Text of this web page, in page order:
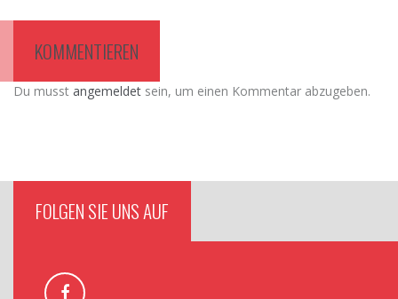
KOMMENTIEREN
Du musst angemeldet sein, um einen Kommentar abzugeben.
FOLGEN SIE UNS AUF